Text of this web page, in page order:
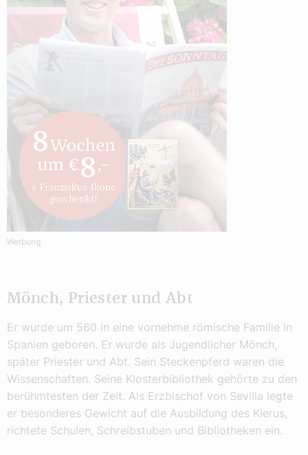
Werbung
Mönch, Priester und Abt
Er wurde um 560 in eine vornehme römische Familie in
Spanien geboren. Er wurde als Jugendlicher Mönch,
später Priester und Abt. Sein Steckenpferd waren die
Wissenschaften. Seine Klosterbibliothek gehörte zu den
berühmtesten der Zeit. Als Erzbischof von Sevilla legte
er besonderes Gewicht auf die Ausbildung des Klerus,
richtete Schulen, Schreibstuben und Bibliotheken ein.